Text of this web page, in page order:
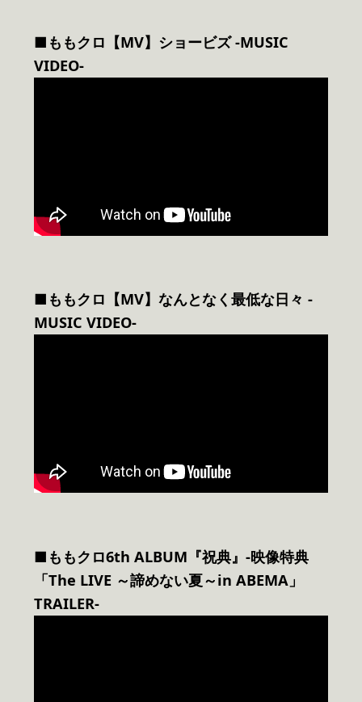
■ももクロ【MV】ショービズ -MUSIC
VIDEO-
■ももクロ【MV】なんとなく最低な日々 -
MUSIC VIDEO-
■ももクロ6th ALBUM『祝典』-映像特典
「The LIVE ～諦めない夏～in ABEMA」
TRAILER-